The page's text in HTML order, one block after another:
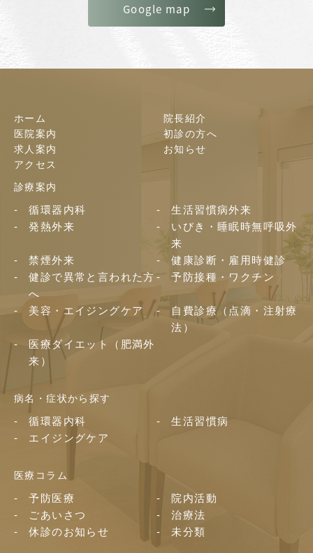
Google map
ホーム
院長紹介
医院案内
初診の方へ
求人案内
お知らせ
アクセス
診療案内
循環器内科
生活習慣病外来
発熱外来
いびき・睡眠時無呼吸外
来
禁煙外来
健康診断・雇用時健診
健診で異常と言われた方
へ
予防接種・ワクチン
美容・エイジングケア
自費診療（点滴・注射療
法）
医療ダイエット（肥満外
来）
病名・症状から探す
循環器内科
生活習慣病
エイジングケア
医療コラム
予防医療
院内活動
ごあいさつ
治療法
休診のお知らせ
未分類